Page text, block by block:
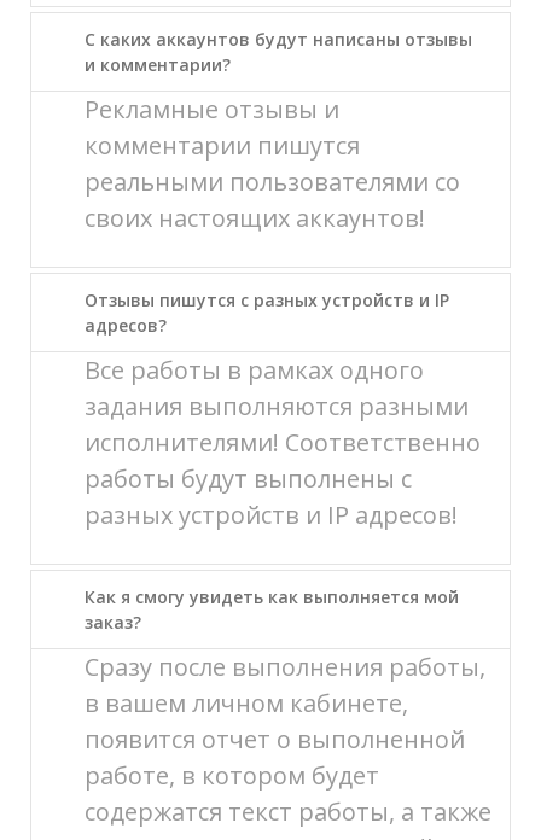
С каких аккаунтов будут написаны отзывы
и комментарии?
Рекламные отзывы и
комментарии пишутся
реальными пользователями со
своих настоящих аккаунтов!
Отзывы пишутся с разных устройств и IP
адресов?
Все работы в рамках одного
задания выполняются разными
исполнителями! Соответственно
работы будут выполнены с
разных устройств и IP адресов!
Как я смогу увидеть как выполняется мой
заказ?
Сразу после выполнения работы,
в вашем личном кабинете,
появится отчет о выполненной
работе, в котором будет
содержатся текст работы, а также